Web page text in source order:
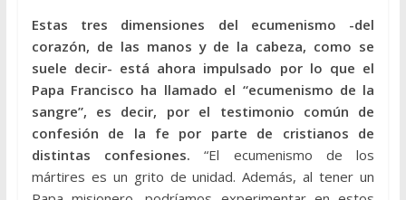
Estas tres dimensiones del ecumenismo -del
corazón, de las manos y de la cabeza, como se
suele decir- está ahora impulsado por lo que el
Papa Francisco ha llamado el “ecumenismo de la
sangre”, es decir, por el testimonio común de
confesión de la fe por parte de cristianos de
distintas confesiones. “El ecumenismo de los
mártires es un grito de unidad. Además, al tener un